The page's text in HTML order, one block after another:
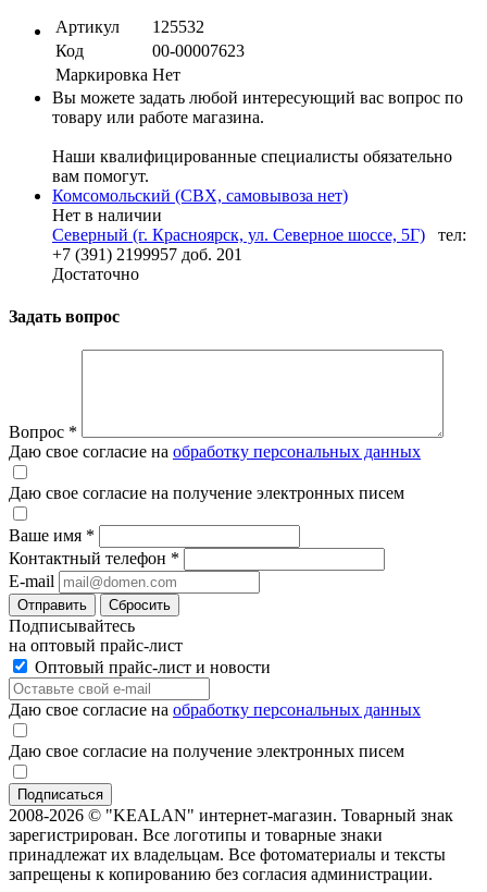
Артикул
125532
Код
00-00007623
Маркировка Нет
Вы можете задать любой интересующий вас вопрос по
товару или работе магазина.
Наши квалифицированные специалисты обязательно
вам помогут.
Комсомольский (СВХ, самовывоза нет)
Нет в наличии
Северный (г. Красноярск, ул. Северное шоссе, 5Г)
тел:
+7 (391) 2199957 доб. 201
Достаточно
Задать вопрос
Вопрос *
Даю свое согласие на обработку персональных данных
Даю свое согласие на получение электронных писем
Ваше имя *
Контактный телефон *
E-mail
Отправить Сбросить
Подписывайтесь
на оптовый прайс-лист
Оптовый прайс-лист и новости
Даю свое согласие на обработку персональных данных
Даю свое согласие на получение электронных писем
2008-2026 © "KEALAN" интернет-магазин. Товарный знак
зарегистрирован. Все логотипы и товарные знаки
принадлежат их владельцам. Все фотоматериалы и тексты
запрещены к копированию без согласия администрации.